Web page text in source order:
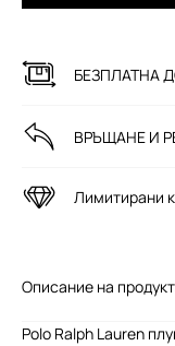
БЕЗПЛАТНА
ВРЪЩАНЕ И
Лимитирани
Описание на
Polo Ralph Lauren